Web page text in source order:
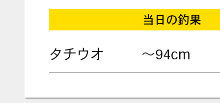
当日の釣果
タチウオ 〜94cm